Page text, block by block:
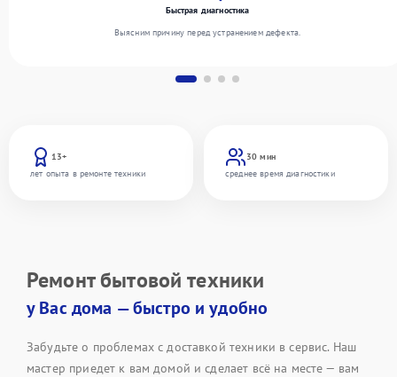
13+
лет опыта в ремонте техники
30 мин
среднее время диагностики
Быстрая диагностика
Выясним причину перед устранением дефекта.
Ремонт бытовой техники
у Вас дома — быстро и удобно
Забудьте о проблемах с доставкой техники в сервис. Наш
мастер приедет к вам домой и сделает всё на месте — вам